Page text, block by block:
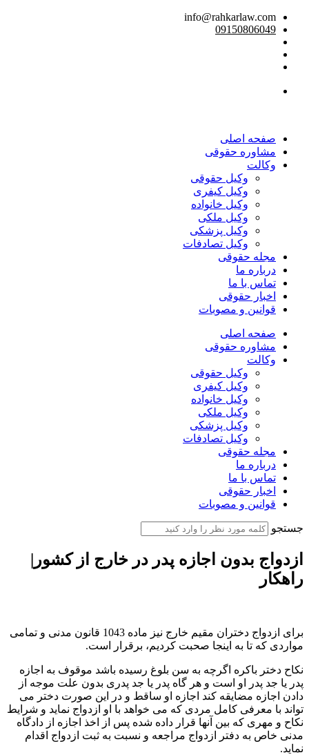
info@rahkarlaw.com
09150806049
صفحه اصلی
مشاوره حقوقی
وکالت
وکیل حقوقی
وکیل کیفری
وکیل خانواده
وکیل ملکی
وکیل پزشکی
وکیل تصادفات
مجله حقوقی
درباره ما
تماس با ما
اخبار حقوقی
قوانین و مصوبات
صفحه اصلی
مشاوره حقوقی
وکالت
وکیل حقوقی
وکیل کیفری
وکیل خانواده
وکیل ملکی
وکیل پزشکی
وکیل تصادفات
مجله حقوقی
درباره ما
تماس با ما
اخبار حقوقی
قوانین و مصوبات
جستجو
ازدواج بدون اجازه پدر در خارج از کشور|
راهکار
برای ازدواج دختران مقیم خارج نیز ماده 1043 قانون مدنی و تمامی
مواردی که تا به اینجا صحبت کردیم، برقرار است.
نکاح دختر باکره اگرچه به سن بلوغ رسیده باشد موقوف به اجازه
پدر یا جد پدر او است و هر گاه پدر یا جد پدری بدون علت موجه از
دادن اجازه مضایقه کند اجازه او ساقط و در این صورت دختر می
تواند با معرفی کامل مردی که می خواهد با او ازدواج نماید و شرایط
نکاح و مهری که بین آنها قرار داده شده پس از اخذ اجازه از دادگاه
مدنی خاص به دفتر ازدواج مراجعه و نسبت به ثبت ازدواج اقدام
نماید.